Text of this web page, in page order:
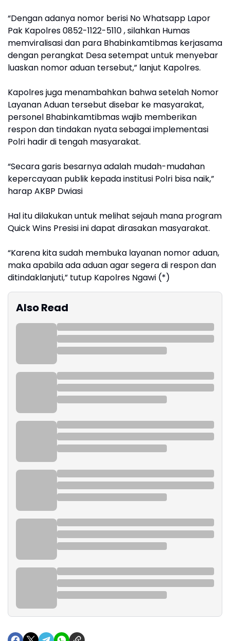
“Dengan adanya nomor berisi No Whatsapp Lapor
Pak Kapolres 0852-1122-5110 , silahkan Humas
memviralisasi dan para Bhabinkamtibmas kerjasama
dengan perangkat Desa setempat untuk menyebar
luaskan nomor aduan tersebut,” lanjut Kapolres.
Kapolres juga menambahkan bahwa setelah Nomor
Layanan Aduan tersebut disebar ke masyarakat,
personel Bhabinkamtibmas wajib memberikan
respon dan tindakan nyata sebagai implementasi
Polri hadir di tengah masyarakat.
“Secara garis besarnya adalah mudah-mudahan
kepercayaan publik kepada institusi Polri bisa naik,”
harap AKBP Dwiasi
Hal itu dilakukan untuk melihat sejauh mana program
Quick Wins Presisi ini dapat dirasakan masyarakat.
“Karena kita sudah membuka layanan nomor aduan,
maka apabila ada aduan agar segera di respon dan
ditindaklanjuti,” tutup Kapolres Ngawi (*)
Also Read